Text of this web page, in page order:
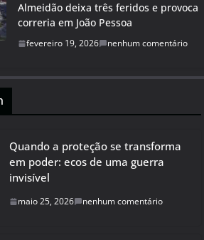
Almeidão deixa três feridos e provoca
correria em João Pessoa
fevereiro 19, 2026 nenhum comentário
Quando a proteção se transforma
em poder: ecos de uma guerra
invisível
maio 25, 2026 nenhum comentário